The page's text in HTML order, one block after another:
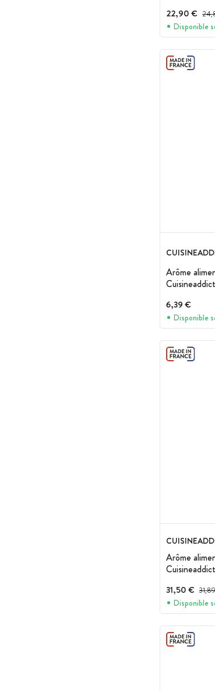
22,90 € Prix
Disponible
Arôme
Cuisineaddict
6,39 €
Disponible
Arôme
Cuisineaddict
31,50 € Prix
Disponible